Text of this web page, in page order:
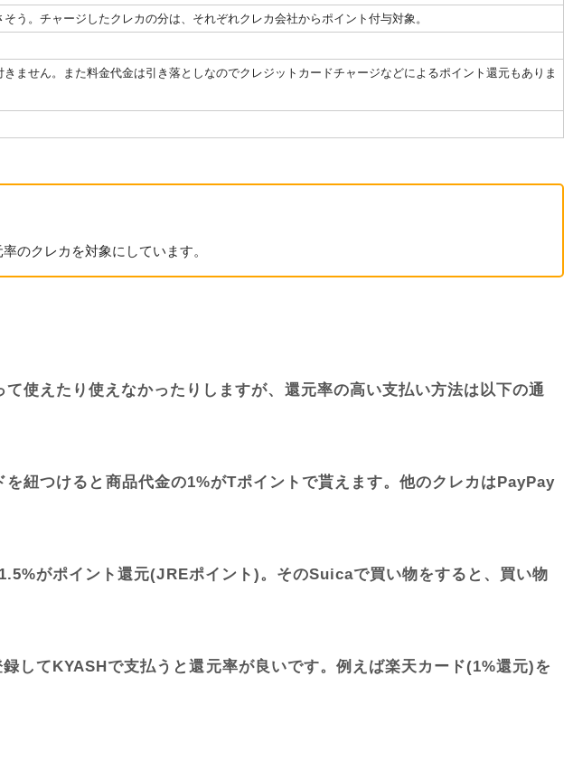
う。チャージしたクレカの分は、それぞれクレカ会社からポイント付与対象。
ません。また料金代金は引き落としなのでクレジットカードチャージなどによるポイント還元もありま
のクレカを対象にしています。
使えたり使えなかったりしますが、還元率の高い支払い方法は以下の通
紐つけると商品代金の1%がTポイントで貰えます。他のクレカはPayPay
がポイント還元(JREポイント)。そのSuicaで買い物をすると、買い物
してKYASHで支払うと還元率が良いです。例えば楽天カード(1%還元)を